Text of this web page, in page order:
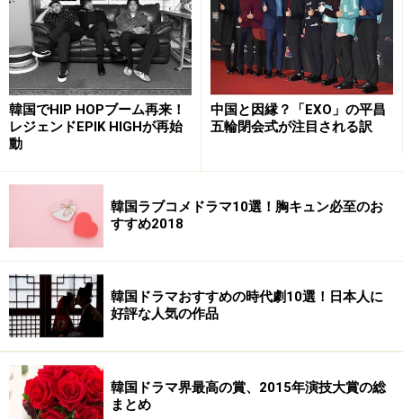
韓国でHIP HOPブーム再来！
レジェンドEPIK HIGHが再始
動
中国と因縁？「EXO」の平昌
五輪閉会式が注目される訳
韓国ラブコメドラマ10選！胸キュン必至のお
すすめ2018
韓国ドラマおすすめの時代劇10選！日本人に
好評な人気の作品
韓国ドラマ界最高の賞、2015年演技大賞の総
まとめ